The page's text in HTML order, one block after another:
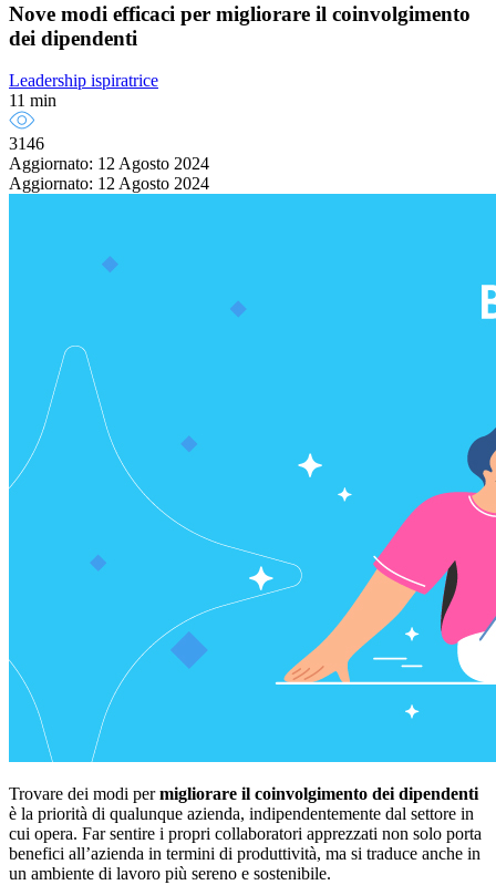
Nove modi efficaci per migliorare il coinvolgimento
dei dipendenti
Leadership ispiratrice
11 min
3146
Aggiornato: 12 Agosto 2024
Aggiornato: 12 Agosto 2024
Trovare dei modi permigliorare il coinvolgimento dei dipendenti
è la priorità di qualunque azienda, indipendentemente dal settore in
cui opera. Far sentire i propri collaboratori apprezzati non solo porta
benefici all’azienda in termini di produttività, ma si traduce anche in
un ambiente di lavoro più sereno e sostenibile.